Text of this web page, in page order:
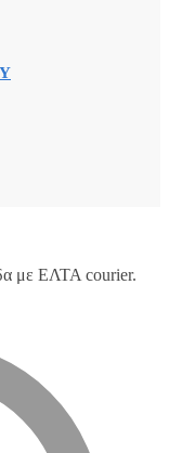
με ΕΛΤΑ courier.